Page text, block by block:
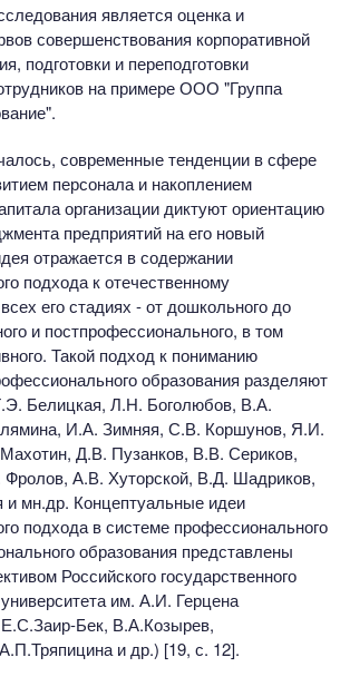
является оценка и
совершенствования корпоративной
подготовки и переподготовки
на примере ООО "Группа
современные тенденции в сфере
персонала и накоплением
организации диктуют ориентацию
предприятий на его новый
отражается в содержании
подхода к отечественному
его стадиях - от дошкольного до
и постпрофессионального, в том
Такой подход к пониманию
образования разделяют
Белицкая, Л.Н. Боголюбов, В.А.
И.А. Зимняя, С.В. Коршунов, Я.И.
Д.В. Пузанков, В.В. Сериков,
А.В. Хуторской, В.Д. Шадриков,
мн.др. Концептуальные идеи
подхода в системе профессионального
образования представлены
Российского государственного
университета им. А.И. Герцена
Бек, В.А.Козырев,
и др.) [19, с. 12].